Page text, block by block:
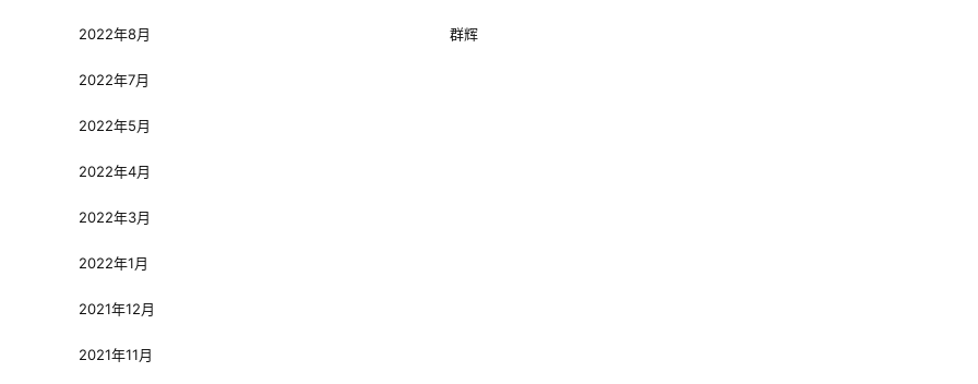
2022年8月
2022年7月
2022年5月
2022年4月
2022年3月
2022年1月
2021年12月
2021年11月
群辉